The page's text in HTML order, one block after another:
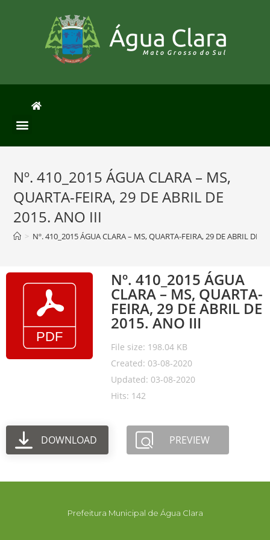
Nº. 410_2015 ÁGUA CLARA – MS,
QUARTA-FEIRA, 29 DE ABRIL DE
2015. ANO III
> Nº. 410_2015 ÁGUA CLARA – MS, QUARTA-FEIRA, 29 DE ABRIL DE
Nº. 410_2015 ÁGUA
CLARA – MS, QUARTA-
FEIRA, 29 DE ABRIL DE
2015. ANO III
File size: 198.04 KB
Created: 03-08-2020
Updated: 03-08-2020
Hits: 142
DOWNLOAD PREVIEW
Prefeitura Municipal de Água Clara